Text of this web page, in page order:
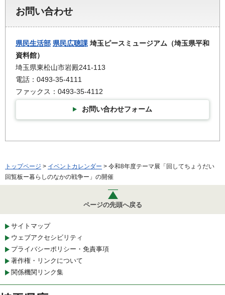
お問い合わせ
県民生活部 県民広聴課 埼玉ピースミュージアム（埼玉県平和
資料館）
埼玉県東松山市岩殿241-113
電話：0493-35-4111
ファックス：0493-35-4112
お問い合わせフォーム
トップページ > イベントカレンダー > 令和8年度テーマ展「回してちょうだい
回覧板ー暮らしのなかの戦争ー」の開催
ページの先頭へ戻る
サイトマップ
ウェブアクセシビリティ
プライバシーポリシー・免責事項
著作権・リンクについて
関係機関リンク集